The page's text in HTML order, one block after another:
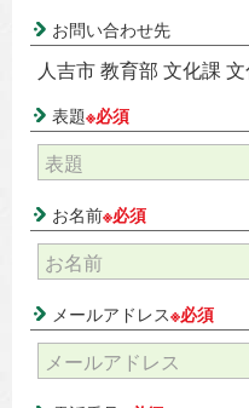
お問い合わせ先
人吉市 教育部 文化課
表題※必須
お名前※必須
メールアドレス※必須